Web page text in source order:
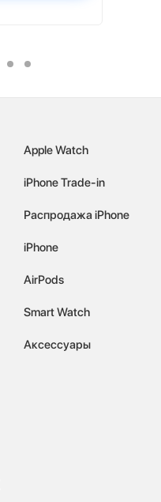
Apple Watch
iPhone Trade-in
Распродажа iPhone
iPhone
AirPods
Smart Watch
Аксессуары